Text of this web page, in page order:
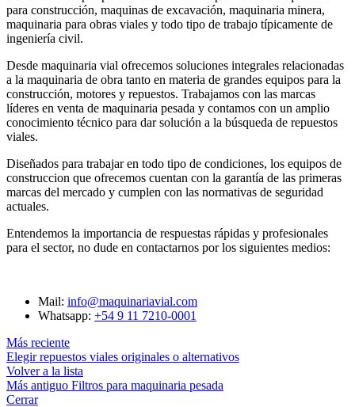
para construcción, maquinas de excavación, maquinaria minera,
maquinaria para obras viales y todo tipo de trabajo típicamente de
ingeniería civil.
Desde maquinaria vial ofrecemos soluciones integrales relacionadas
a la maquinaria de obra tanto en materia de grandes equipos para la
construcción, motores y repuestos. Trabajamos con las marcas
líderes en venta de maquinaria pesada y contamos con un amplio
conocimiento técnico para dar solución a la búsqueda de repuestos
viales.
Diseñados para trabajar en todo tipo de condiciones, los equipos de
construccion que ofrecemos cuentan con la garantía de las primeras
marcas del mercado y cumplen con las normativas de seguridad
actuales.
Entendemos la importancia de respuestas rápidas y profesionales
para el sector, no dude en contactarnos por los siguientes medios:
Mail: info@maquinariavial.com
Whatsapp: +54 9 11 7210-0001
Más reciente
Elegir repuestos viales originales o alternativos
Volver a la lista
Más antiguo Filtros para maquinaria pesada
Cerrar